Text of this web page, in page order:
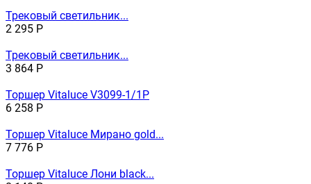
Трековый светильник...
2 295 Р
Трековый светильник...
3 864 Р
Торшер Vitaluce V3099-1/1P
6 258 Р
Торшер Vitaluce Мирано gold...
7 776 Р
Торшер Vitaluce Лони black...